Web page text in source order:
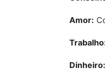
Amor:
Dinheiro: